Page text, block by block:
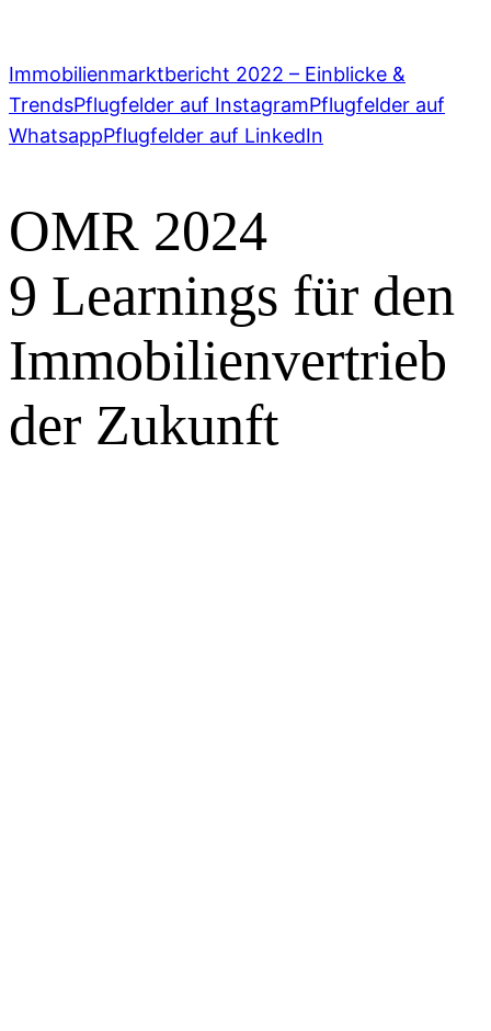
Immobilienmarktbericht 2022 – Einblicke &
TrendsPflugfelder auf InstagramPflugfelder auf
WhatsappPflugfelder auf LinkedIn
OMR 2024
9 Learnings für den
Immobilienvertrieb
der Zukunft